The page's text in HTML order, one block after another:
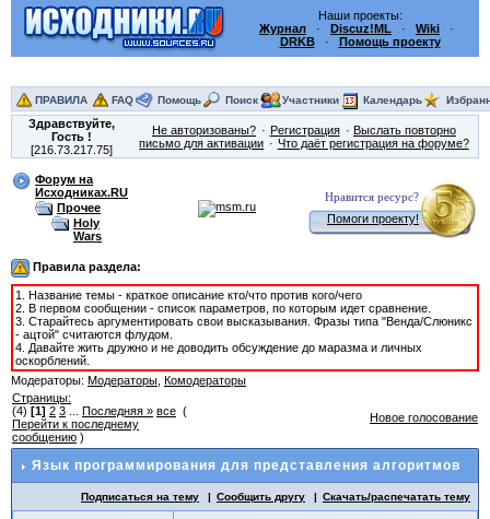
Наши проекты:
Журнал · Discuz!ML · Wiki ·
DRKB· Помощь проекту
ПРАВИЛА FAQ Помощь Поиск Участники Календарь
Здравствуйте,
Гость!
[216.73.217.75]
Не авторизованы? Регистрация
Выслать повторно
письмо для активации
Что даёт регистрация на форуме?
Форум на
Исходниках.RU
Прочее
Holy
Wars
Нравится ресурс?
Помоги проекту!
Правила раздела:
1. Название темы - краткое описание кто/что против кого/чего
2. В первом сообщении - список параметров, по которым идет сравнение.
3. Старайтесь аргументировать свои высказывания. Фразы типа "Венда/Слюникс
- ацтой" считаются флудом.
4. Давайте жить дружно и не доводить обсуждение до маразма и личных
оскорблений.
Модераторы: Модераторы Комодераторы
Страницы:
(4) [1] 2 3 Последняя » все (
Перейти к последнему
сообщению )
Новое голосование
Язык программирования для представления алгоритмов
Подписаться на тему Сообщить другу Скачать/распечатать тему